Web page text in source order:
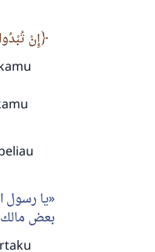
إِنْ
يا رسول
بعض مالك